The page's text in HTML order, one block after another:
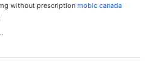
without prescription mobic canada